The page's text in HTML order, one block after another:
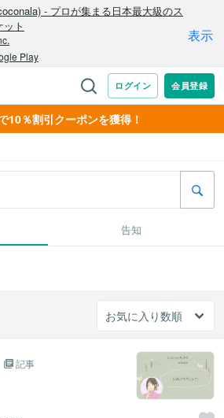
10％割引クーポンを獲得！
告知
記事